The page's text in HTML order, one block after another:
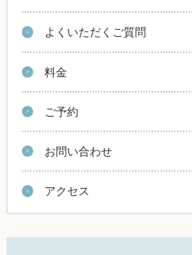
よくいただくご質問
料金
ご予約
お問い合わせ
アクセス